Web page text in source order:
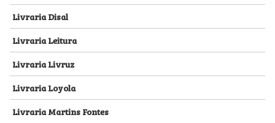
Livraria Disal
Livraria Leitura
Livraria Livruz
Livraria Loyola
Livraria Martins Fontes